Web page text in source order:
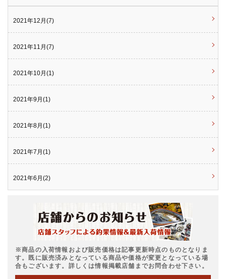
2021年12月(7)
2021年11月(7)
2021年10月(1)
2021年9月(1)
2021年8月(1)
2021年7月(1)
2021年6月(2)
※商品の入荷情報および販売価格は記事更新時点のものとなりま
す。既に販売済みとなっている商品や価格が変更となっている場
合もございます。詳しくは情報掲載店舗までお問合わせ下さい。